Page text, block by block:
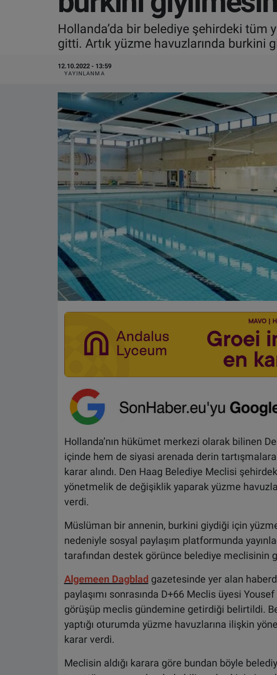
Hollanda’da bir belediye şehirdeki
gitti. Artık yüzme havuzlarında burkini
12.10.2022 - 13:59
YAYINLANMA
Hollanda’nın hükümet merkezi olarak bilinen
içinde hem de siyasi arenada derin
karar alındı. Den Haag Belediye Meclisi
yönetmelik de değişiklik yaparak yüzme
verdi.
Müslüman bir annenin, burkini giydiği için
nedeniyle sosyal paylaşım platformunda
tarafından destek görünce belediye meclisinin
Algemeen Dagblad gazetesinde yer alan
paylaşımı sonrasında D+66 Meclis üyesi
görüşüp meclis gündemine getirdiği belirtildi.
yaptığı oturumda yüzme havuzlarına ilişkin
karar verdi.
Meclisin aldığı karara göre bundan böyle
ALGEMENE VOORWAARDEN
CONTACT
Çerez Politikası